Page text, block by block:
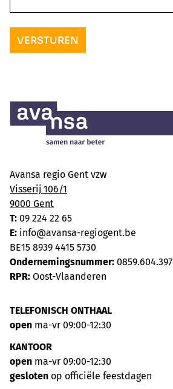
VERSTUREN
Avansa regio Gent vzw
Visserij 106/1
9000 Gent
T: 09 224 22 65
E: info@avansa-regiogent.be
BE15 8939 4415 5730
Ondernemingsnummer: 0859.604.397
RPR: Oost-Vlaanderen
TELEFONISCH ONTHAAL
open ma-vr 09:00-12:30
KANTOOR
open ma-vr 09:00-12:30
gesloten op officiële feestdagen